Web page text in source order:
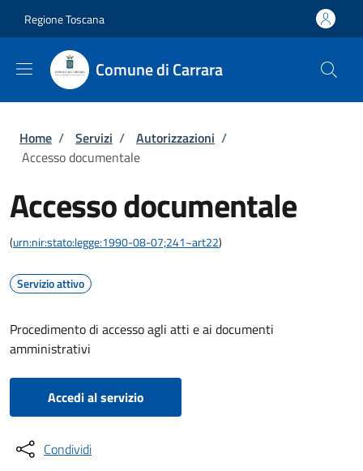
Regione Toscana
Comune di Carrara
Briciole di pane
Home / Servizi / Autorizzazioni /
Accesso documentale
Accesso documentale
(urn:nir:stato:legge:1990-08-07;241~art22)
Servizio attivo
Procedimento di accesso agli atti e ai documenti
amministrativi
Accedi al servizio
Condividi